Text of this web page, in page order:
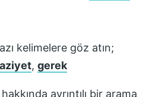
kelimelere göz atın;
, gerek
ayrıntılı bir arama